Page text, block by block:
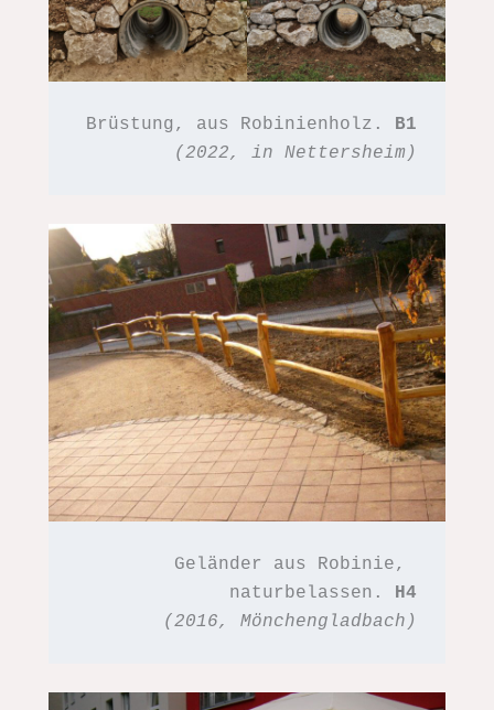
Brüstung, aus Robinienholz. B1
(2022, in Nettersheim)
Geländer aus Robinie,
naturbelassen.
H4
(2016, Mönchengladbach)